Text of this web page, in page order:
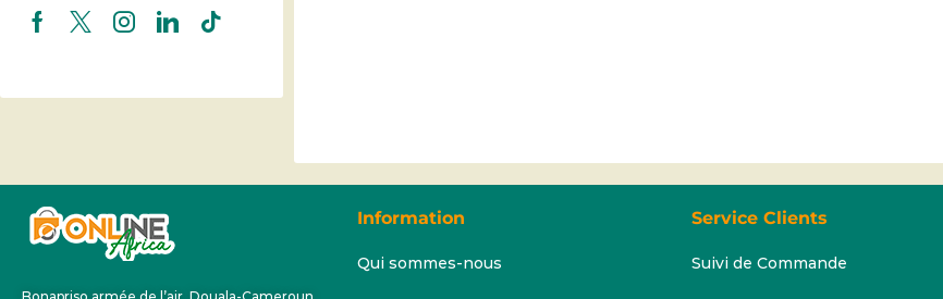
Information
Qui sommes-nous
Service Clients
Suivi de Commande